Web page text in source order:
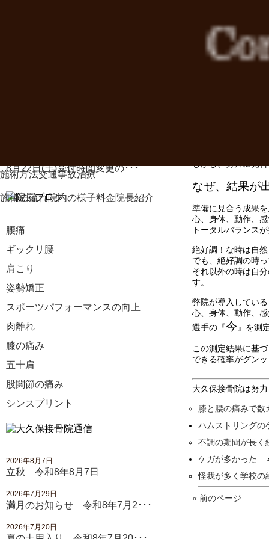
施術方法交通事故治療
施術の流れ院内の様子料金院長紹介
兵庫県と奈良県の
なぜ、結果が
準備に見合う成果
心、身体、動作、
トータルバランス
絶好調！な時は自
でも、絶好調の時
それ以外の時は自
す。
弊院が導入してい
心、身体、動作、
選手の 『今 』 を測
この測定結果に基
できる確率がグン
大久保接骨院は努
膝と腰の痛みで数
ハムストリングの
不調の期間が長く
ケガが多かった
怪我が多く学校の
« 前のページ
8月22日(土)受付時間変更の･･･
腰痛
ギックリ腰
肩こり
姿勢矯正
スポーツパフォーマンスの向上
肉離れ
膝の痛み
五十肩
股関節の痛み
シンスプリント
2026年8月7日
立秋 令和8年8月7日
2026年7月29日
満月のお知らせ 令和8年7月2･･･
2026年7月20日